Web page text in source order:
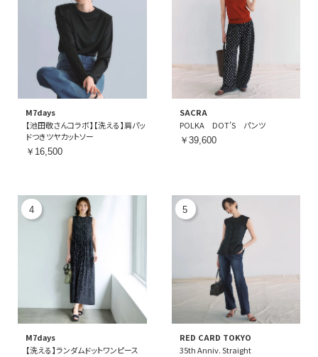
M7days
【池田敬さんコラボ】【洗える】肩パッ
ドつきツヤカットソー
￥16,500
SACRA
POLKA DOT’S パンツ
￥39,600
M7days
【洗える】ランダムドットワンピース
RED CARD TOKYO
35th Anniv. Straight